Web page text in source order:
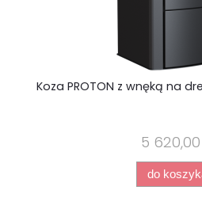
Koza PROTON z wnęką na
5 620,00
do